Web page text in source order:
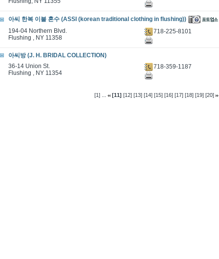
아씨 한복 이불 혼수 (ASSI (korean traditional clothing in flushing))
194-04 Northern Blvd.
Flushing , NY 11358
718-225-8101
아씨방 (J. H. BRIDAL COLLECTION)
36-14 Union St.
Flushing , NY 11354
718-359-1187
[1]... [11] [12] [13] [14] [15] [16] [17] [18] [19] [20]